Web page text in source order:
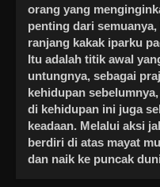
orang yang
penting dari
ranjang kakak iparku
Itu adalah titik awal
untungnya, sebagai
kehidupan
di kehidupan ini juga
keadaan. Melalui aksi
berdiri di atas mayat
dan naik ke puncak